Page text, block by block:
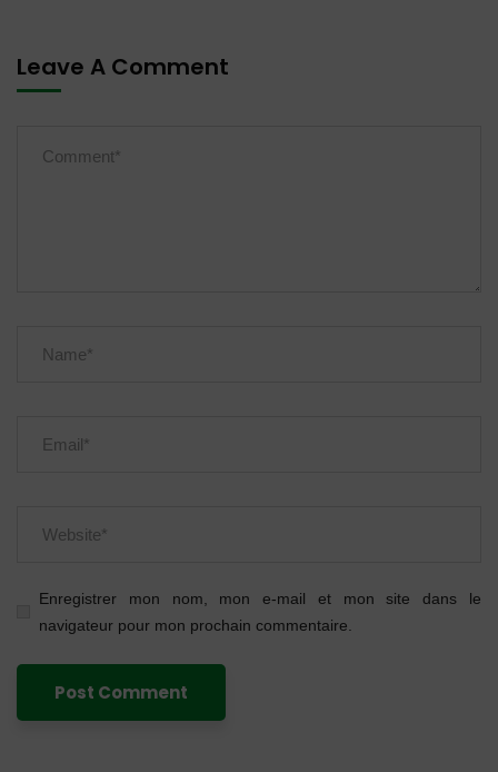
Leave A Comment
Enregistrer mon nom, mon e-mail et mon site dans le
navigateur pour mon prochain commentaire.